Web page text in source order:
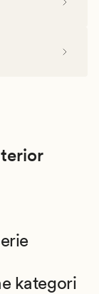
kategori